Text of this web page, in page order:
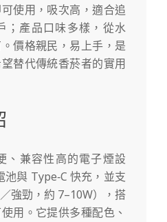
使用，吸次高，適合追
；產品口味多樣，從水
價格親民，易上手，是
替代傳統香菸者的實用
、兼容性高的電子煙設
與 Type‑C 快充，並支
強勁，約 7–10W），搭
用。它提供多種配色、